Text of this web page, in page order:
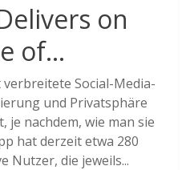
on
of
Social-Media-
und Privatsphäre
je nachdem, wie man sie
hat derzeit etwa 280
Nutzer, die jeweils...